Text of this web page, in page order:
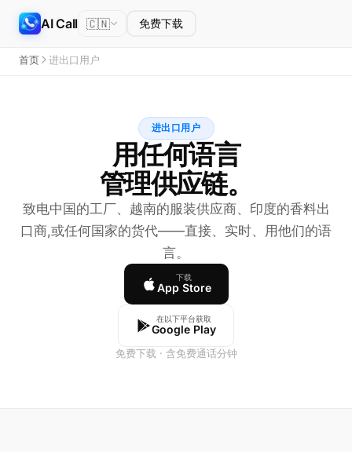
AI Call 🇨🇳 免费下载
首页 进出口用户
进出口用户
用任何语言
管理供应链。
致电中国的工厂、越南的服装供应商、印度的香料出
口商,或任何国家的货代——直接、实时、用他们的语
言。
下载
App Store
在以下平台获取
Google Play
免费下载 · 含免费通话分钟